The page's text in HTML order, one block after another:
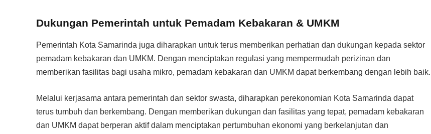
Dukungan Pemerintah untuk Pemadam Kebakaran & UMKM
Pemerintah Kota Samarinda juga diharapkan untuk terus memberikan perhatian dan dukungan kepada sektor
pemadam kebakaran dan UMKM. Dengan menciptakan regulasi yang mempermudah perizinan dan
memberikan fasilitas bagi usaha mikro, pemadam kebakaran dan UMKM dapat berkembang dengan lebih baik.
Melalui kerjasama antara pemerintah dan sektor swasta, diharapkan perekonomian Kota Samarinda dapat
terus tumbuh dan berkembang. Dengan memberikan dukungan dan fasilitas yang tepat, pemadam kebakaran
dan UMKM dapat berperan aktif dalam menciptakan pertumbuhan ekonomi yang berkelanjutan dan